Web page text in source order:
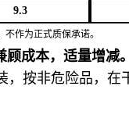
9.3
不作为正式质保承诺。
成本，适量增减。
，按非危险品，在